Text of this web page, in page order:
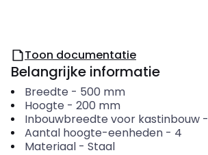
Toon documentatie
Belangrijke informatie
Breedte - 500 mm
Hoogte - 200 mm
Inbouwbreedte voor kastinbouw-
Aantal hoogte-eenheden- 4
Materiaal- Staal